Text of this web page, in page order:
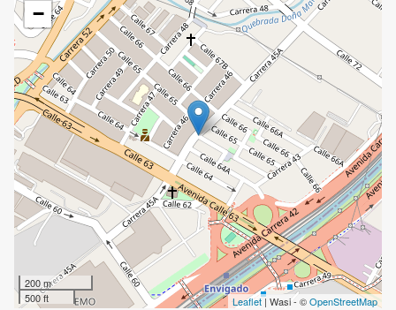
−
200 m
500 ft
Leaflet| Wasi - ©OpenStreetMap